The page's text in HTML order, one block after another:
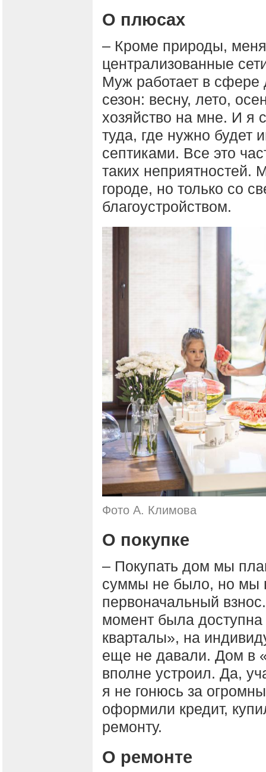
О плюсах
– Кроме природы,
централизованные
Муж работает в сфере
сезон: весну, лето,
хозяйство на мне. И я
туда, где нужно будет
септиками. Все это
таких неприятностей.
городе, но только со
благоустройством.
Фото А. Климова
О покупке
– Покупать дом мы
суммы не было, но мы
первоначальный
момент была
кварталы», на
еще не давали. Дом в
вполне устроил. Да,
я не гонюсь за
оформили кредит,
ремонту.
О ремонте